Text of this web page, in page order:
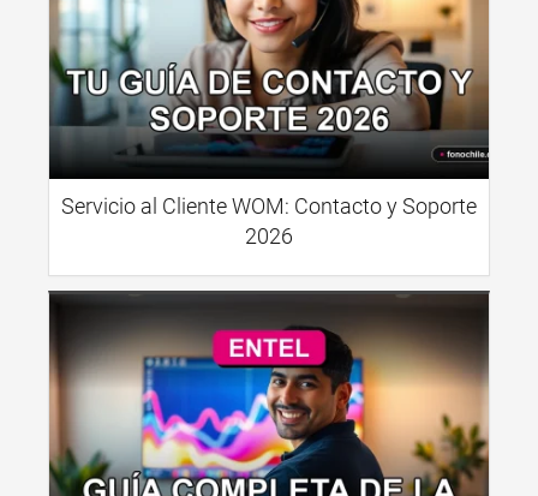
Servicio al Cliente WOM: Contacto y Soporte
2026